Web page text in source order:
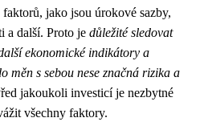
jako jsou úrokové sazby,
a další. Proto je důležité sledovat
ekonomické indikátory a
měn s sebou nese značná rizika a
jakoukoli investicí je nezbytné
všechny faktory.